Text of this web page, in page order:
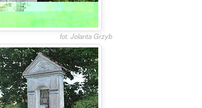
fot. Jolanta Grzyb